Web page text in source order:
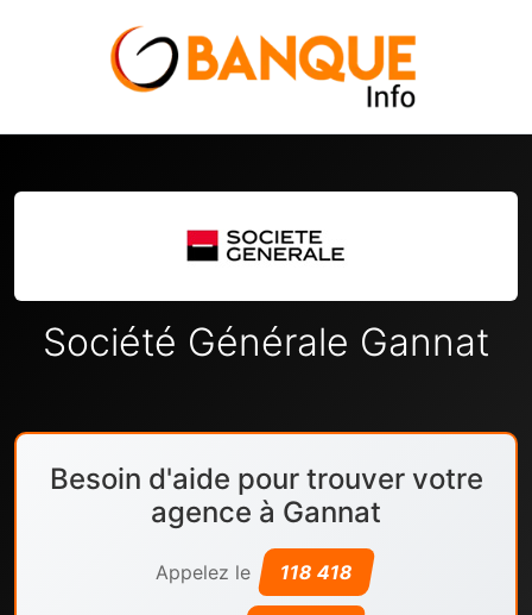
Société Générale Gannat
Besoin d'aide pour trouver votre
agence à Gannat
Appelez le 118 418